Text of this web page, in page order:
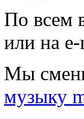
По всем
или на
Мы
музыку